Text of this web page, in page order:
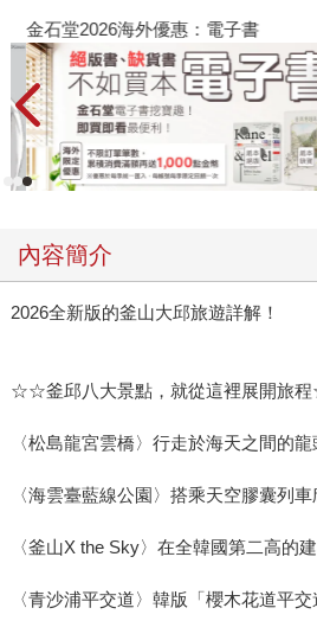
金石堂2026海外優惠：電子書
內容簡介
2026全新版的釜山大邱旅遊詳解！
☆☆釜邱八大景點，就從這裡展開旅
〈松島龍宮雲橋〉行走於海天之間的龍
〈海雲臺藍線公園〉搭乘天空膠囊列
〈釜山X the Sky〉在全韓國第二高的
〈青沙浦平交道〉韓版「櫻木花道平交